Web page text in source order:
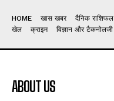
HOME खास खबर दैनिक राशिफल
खेल
क्राइम विज्ञान और टैकनोलजी
ABOUT US